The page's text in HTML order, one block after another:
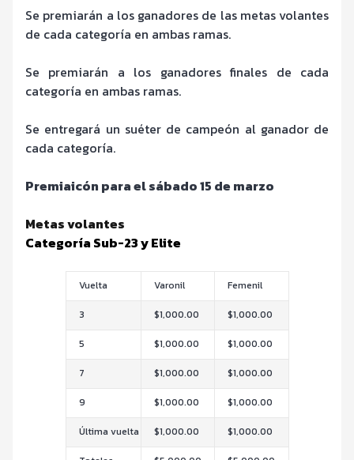
Se premiarán a los ganadores de las metas volantes
de cada categoría en ambas ramas.
Se premiarán a los ganadores finales de cada
categoría en ambas ramas.
Se entregará un suéter de campeón al ganador de
cada categoría.
Premiaicón para el sábado 15 de marzo
Metas volantes
Categoría Sub-23 y Elite
Vuelta Varonil Femenil
3 $1,000.00 $1,000.00
5 $1,000.00 $1,000.00
7 $1,000.00 $1,000.00
9 $1,000.00 $1,000.00
Última vuelta $1,000.00 $1,000.00